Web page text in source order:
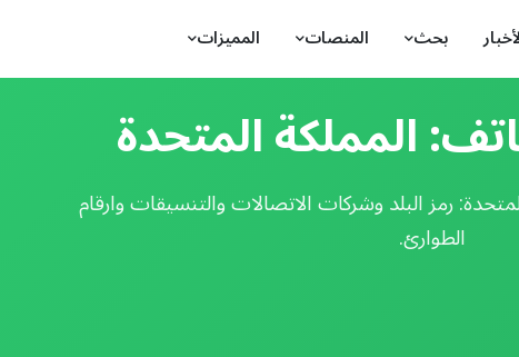
المميزات المنصات بحث
رمز البلد وشركات الاتصالات والتنسيقات وارقام
الطوارئ.